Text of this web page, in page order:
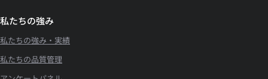
私たちの強み
私たちの強み・実績
私たちの品質管理